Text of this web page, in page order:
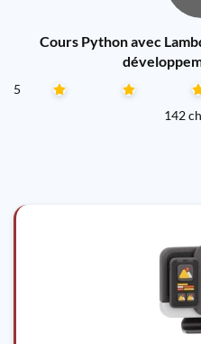
Cours Python avec
5
142